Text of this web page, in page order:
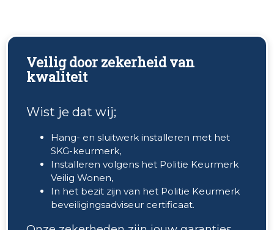
Veilig door zekerheid van
kwaliteit
Wist je dat wij;
Hang- en sluitwerk installeren met het
SKG-keurmerk,
Installeren volgens het Politie Keurmerk
Veilig Wonen,
In het bezit zijn van het Politie Keurmerk
beveiligingsadviseur certificaat.